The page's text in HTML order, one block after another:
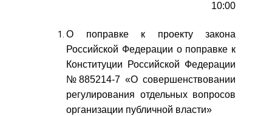
10:00
О поправке к проекту закона
Российской Федерации о поправке к
Конституции Российской Федерации
№885214-7 «О совершенствовании
регулирования отдельных вопросов
организации публичной власти»